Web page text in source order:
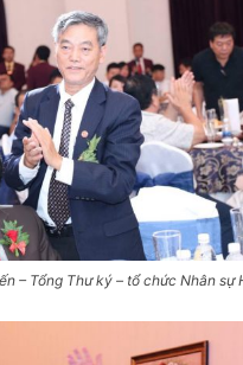
– Tổng Thư ký – tổ chức Nhân sự